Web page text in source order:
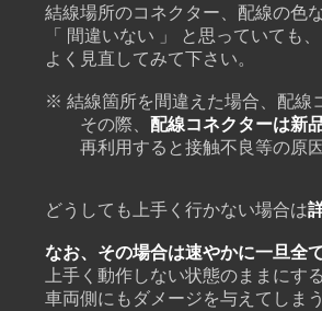
結線場所のコネクター、配線の色な
「 間違いない 」 と思っていても、
よく見直してみて下さい。
※ 結線箇所を間違えた場合、配線コ
その際、 配線コネクターは新
再利用すると接触不良等の原因に
どうしても上手く行かない場合は
なお、その場合は速やかに一旦全
上手く動作しない状態のままにする
車両側にもダメージを与えてしまう